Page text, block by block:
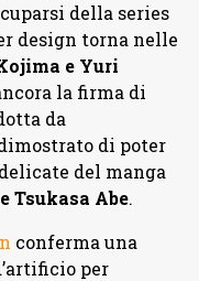
della series
design torna nelle
e Yuri
la firma di
da
di poter
del manga
Tsukasa Abe.
conferma una
per